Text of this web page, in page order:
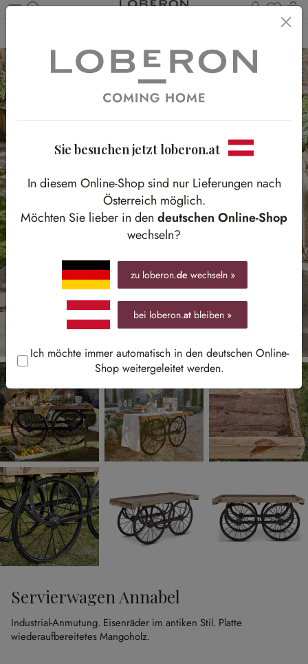
Du
Servierwagen Annabel
Industrial-Anmutung. Eisenräder im antiken Stil. Platte
wiederaufbereitetes Mangoholz.
Sie besuchen jetzt loberon.at
In diesem Online-Shop sind nur Lieferungen nach
Österreich möglich.
Möchten Sie lieber in den deutschen Online-Shop
wechseln?
zu loberon.de wechseln »
bei loberon.at bleiben »
Ich möchte immer automatisch in den deutschen Online-
Shop weitergeleitet werden.